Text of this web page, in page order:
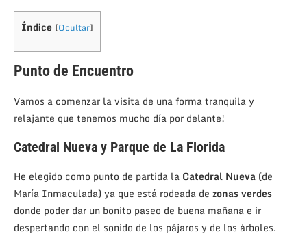
Índice [Ocultar]
Punto de Encuentro
Vamos a comenzar la visita de una forma tranquila y
relajante que tenemos mucho día por delante!
Catedral Nueva y Parque de La Florida
He elegido como punto de partida la Catedral Nueva (de
María Inmaculada) ya que está rodeada de zonas verdes
donde poder dar un bonito paseo de buena mañana e ir
despertando con el sonido de los pájaros y de los árboles.